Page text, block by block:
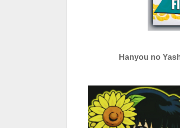
Hanyou no